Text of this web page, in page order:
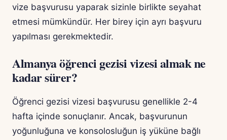
vize başvurusu yaparak sizinle birlikte seyahat
etmesi mümkündür. Her birey için ayrı başvuru
yapılması gerekmektedir.
Almanya öğrenci gezisi vizesi almak ne
kadar sürer?
Öğrenci gezisi vizesi başvurusu genellikle 2-4
hafta içinde sonuçlanır. Ancak, başvurunun
yoğunluğuna ve konsolosluğun iş yüküne bağlı